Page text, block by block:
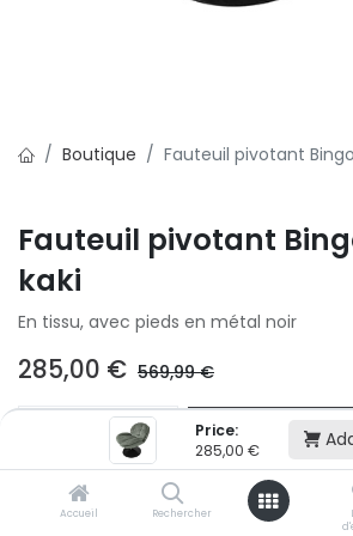
Price:
285,00 €
Accueil Rechercher
Boutique Fauteuil pivotant
Fauteuil pivotant
kaki
En tissu, avec pieds en métal noir
285,00 € 569,99€
Ajouter au
Ajouter à la liste d'envie